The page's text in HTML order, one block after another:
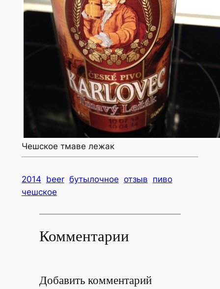
Чешское тмаве лежак
2014 beer бутылочное отзыв пиво
чешское
Комментарии
Добавить комментарий